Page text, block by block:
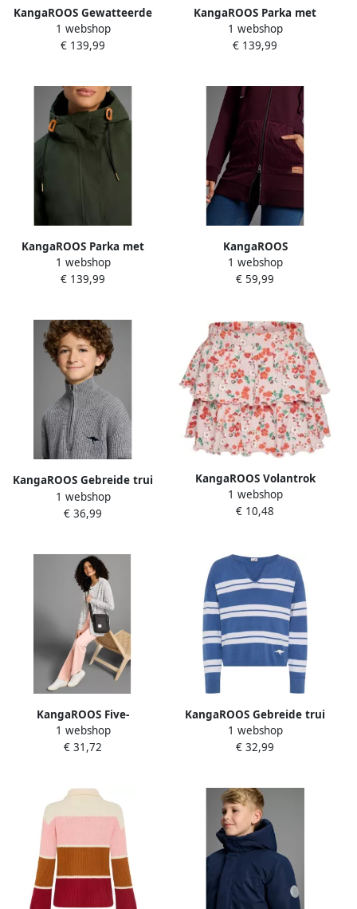
KangaROOS Gewatteerde
jas Lange winterjas met
knopen aan de zijkant en
1 webshop
€ 139,99
KangaROOS Parka met
teddy imitatiebont gevoerd
winterjas
1 webshop
€ 139,99
KangaROOS Parka met
teddy imitatiebont gevoerd
winterjas
1 webshop
€ 139,99
KangaROOS
Capuchonsweatvest met
kabelmotiefdetails
1 webshop
€ 59,99
KangaROOS Gebreide trui
Troyer Pullover met rits
1 webshop
€ 36,99
KangaROOS Volantrok
Lagenrok in schattig bloe
ontwerp
1 webshop
€ 10,48
KangaROOS Five-
pocketsbroek in straight-
leg
1 webshop
€ 31,72
KangaROOS Gebreide trui
Knuffelzachte gestreepte
trui Zachte streepjestrui
1 webshop
€ 32,99